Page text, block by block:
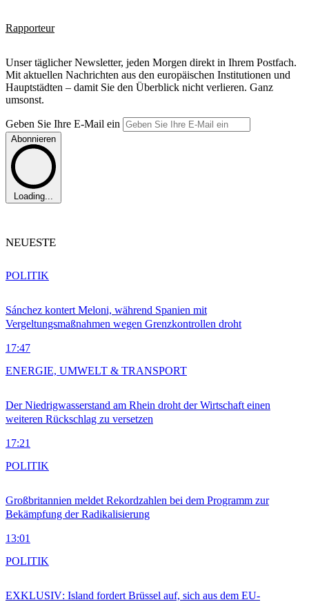
Rapporteur
Unser täglicher Newsletter, jeden Morgen direkt in Ihrem Postfach.
Mit aktuellen Nachrichten aus den europäischen Institutionen und
Hauptstädten – damit Sie den Überblick nicht verlieren. Ganz
umsonst.
Geben Sie Ihre E-Mail ein
Abonnieren
Loading...
NEUESTE
Sánchez kontert Meloni, während Spanien mit
Vergeltungsmaßnahmen wegen Grenzkontrollen droht
17:47
POLITIK
Der Niedrigwasserstand am Rhein droht der Wirtschaft einen
weiteren Rückschlag zu versetzen
17:21
ENERGIE, UMWELT & TRANSPORT
Großbritannien meldet Rekordzahlen bei dem Programm zur
Bekämpfung der Radikalisierung
13:01
POLITIK
EXKLUSIV: Island fordert Brüssel auf, sich aus dem EU-
POLITIK